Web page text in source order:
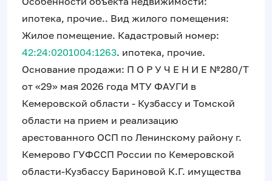
ипотека, прочие.. Вид жилого помещения:
Жилое помещение. Кадастровый номер:
42:24:0201004:1263. ипотека, прочие.
Основание продажи: П О Р У Ч Е Н И Е №280/Т
от «29» мая 2026 года МТУ ФАУГИ в
Кемеровской области - Кузбассу и Томской
области на прием и реализацию
арестованного ОСП по Ленинскому району г.
Кемерово ГУФССП России по Кемеровской
области-Кузбассу Бариновой К.Г. имущества